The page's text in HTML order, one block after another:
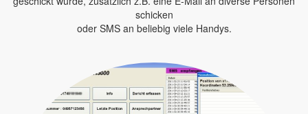
schicken
oder SMS an beliebig viele Handys.